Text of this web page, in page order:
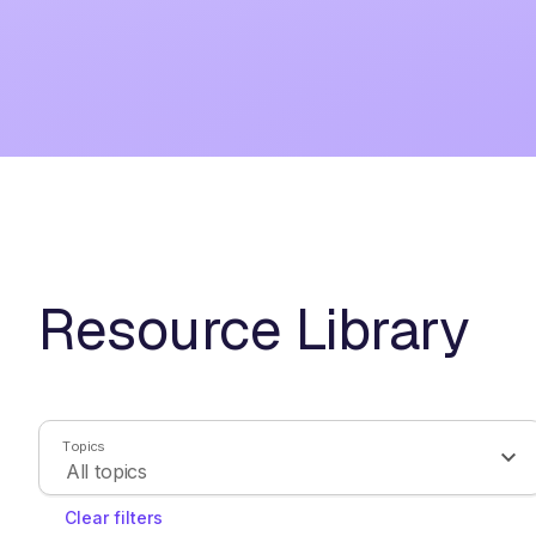
Resource Library
Topics
Clear filters